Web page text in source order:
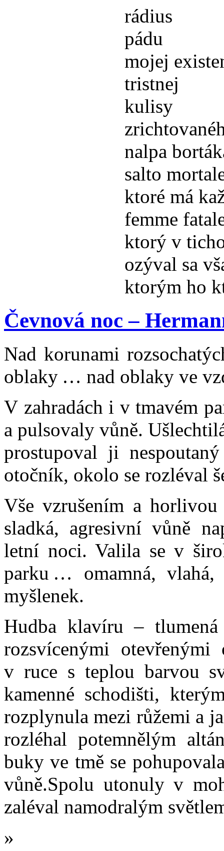
rádius
pádu
mojej
tristnej
kulisy
nalpa
salto
ktoré má
femme
ktorý v
ozýval sa
ktorým ho
Čevnová noc –
Nad korunami
oblaky … nad oblaky ve
V zahradách i v tmavém
a pulsovaly vůně.
prostupoval ji
otočník, okolo se rozléval
Vše vzrušením a
sladká, agresivní vůně
letní noci. Valila se v
parku … omamná,
myšlenek.
Hudba klavíru –
rozsvícenými
v ruce s teplou barvou
kamenné schodišti,
rozplynula mezi růžemi a
rozléhal potemnělým
buky ve tmě se
vůně.Spolu utonuly v
zaléval namodralým
»